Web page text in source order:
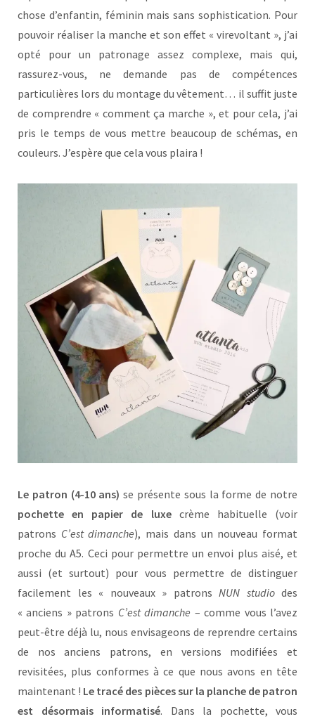
chose d’enfantin, féminin mais sans sophistication. Pour
pouvoir réaliser la manche et son effet « virevoltant », j’ai
opté pour un patronage assez complexe, mais qui,
rassurez-vous, ne demande pas de compétences
particulières lors du montage du vêtement… il suffit juste
de comprendre « comment ça marche », et pour cela, j’ai
pris le temps de vous mettre beaucoup de schémas, en
couleurs. J’espère que cela vous plaira !
Le patron (4-10 ans) se présente sous la forme de notre
pochette en papier de luxecrème habituelle (voir
patrons C’est dimanche), mais dans un nouveau format
proche du A5. Ceci pour permettre un envoi plus aisé, et
aussi (et surtout) pour vous permettre de distinguer
facilement les « nouveaux » patrons NUN studiodes
« anciens » patrons C’est dimanche – comme vous l’avez
peut-être déjà lu, nous envisageons de reprendre certains
de nos anciens patrons, en versions modifiées et
revisitées, plus conformes à ce que nous avons en tête
maintenant ! Le tracé des pièces sur la planche de patron
est désormais informatisé. Dans la pochette, vous